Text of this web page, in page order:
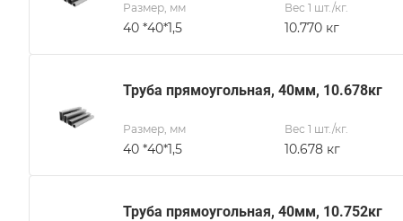
Размер, мм
40 *40*1,5
Вес 1 шт./кг.
10.770 кг
Труба прямоугольная, 40мм, 10.678кг
Размер, мм
40 *40*1,5
Вес 1 шт./кг.
10.678 кг
Труба прямоугольная, 40мм, 10.752кг